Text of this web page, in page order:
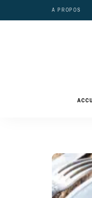
A PROPOS